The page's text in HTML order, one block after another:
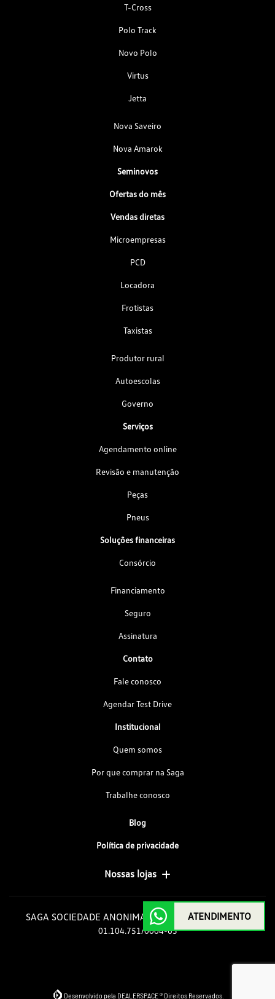
T-Cross
Polo Track
Novo Polo
Virtus
Jetta
Nova Saveiro
Nova Amarok
Seminovos
Ofertas do mês
Vendas diretas
Microempresas
PCD
Locadora
Frotistas
Taxistas
Produtor rural
Autoescolas
Governo
Serviços
Agendamento online
Revisão e manutenção
Peças
Pneus
Soluções financeiras
Consórcio
Financiamento
Seguro
Assinatura
Contato
Fale conosco
Agendar Test Drive
Institucional
Quem somos
Por que comprar na Saga
Trabalhe conosco
Blog
Política de privacidade
Nossas lojas
SAGA SOCIEDADE ANONIMA GOIAS DE AUTOMOVEIS
01.104.751/0004-63
Desenvolvido pela DEALERSPACE ® Direitos Reservados.
ATENDIMENTO